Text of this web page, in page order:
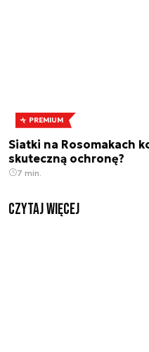
PREMIUM
Siatki na Rosomakach
skuteczną ochronę?
7 min.
czytaj więcej